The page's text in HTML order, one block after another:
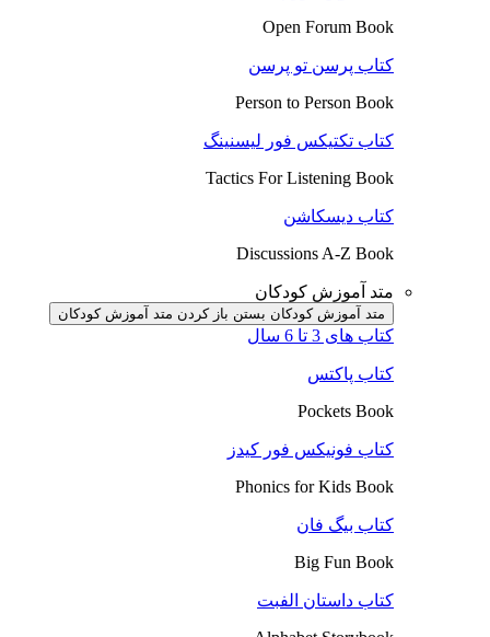
Open Forum Book
کتاب پرسن تو پرسن
Person to Person Book
کتاب تکتیکس فور لیسنینگ
Tactics For Listening Book
کتاب دیسکاشن
Discussions A-Z Book
متد آموزش کودکان
متد آموزش کودکان بستن باز کردن متد آموزش کودکان
کتاب های 3 تا 6 سال
کتاب پاکتس
Pockets Book
کتاب فونیکس فور کیدز
Phonics for Kids Book
کتاب بیگ فان
Big Fun Book
کتاب داستان الفبت